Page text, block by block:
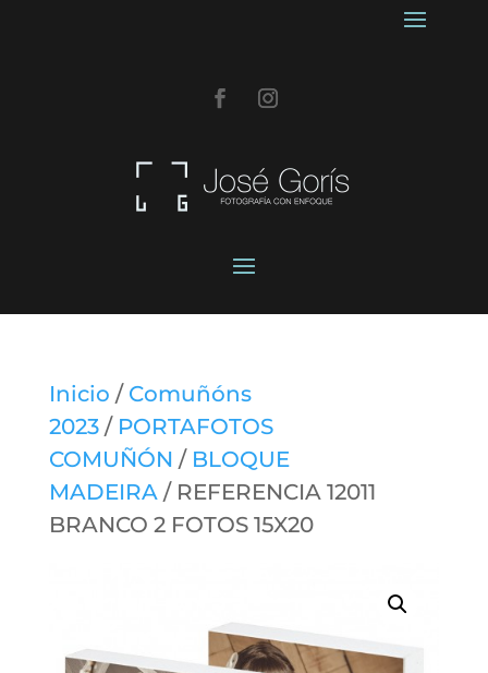
Inicio / Comuñóns
2023/ PORTAFOTOS
COMUÑÓN / BLOQUE
MADEIRA/ REFERENCIA 12011
BRANCO 2 FOTOS 15X20